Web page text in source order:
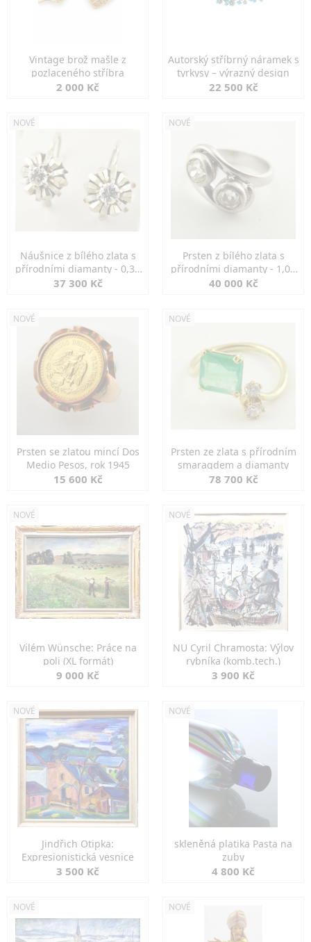
Vintage brož mašle z
pozlaceného stříbra
2 000 Kč
Autorský stříbrný náramek s
tyrkysy – výrazný design
22 500 Kč
NOVÉ
Náušnice z bílého zlata s
přírodními diamanty - 0,30
ct
37 300 Kč
NOVÉ
Prsten z bílého zlata s
přírodními diamanty - 1,00
ct
40 000 Kč
NOVÉ
Prsten se zlatou mincí Dos
Medio Pesos, rok 1945
15 600 Kč
NOVÉ
Prsten ze zlata s přírodním
smaragdem a diamanty
78 700 Kč
NOVÉ
Vilém Wünsche: Práce na
poli (XL formát)
9 000 Kč
NOVÉ
NU Cyril Chramosta: Výlov
rybníka (komb.tech.)
3 900 Kč
NOVÉ
Jindřich Otipka:
Expresionistická vesnice
3 500 Kč
NOVÉ
skleněná platika Pasta na
zuby
4 800 Kč
NOVÉ NOVÉ